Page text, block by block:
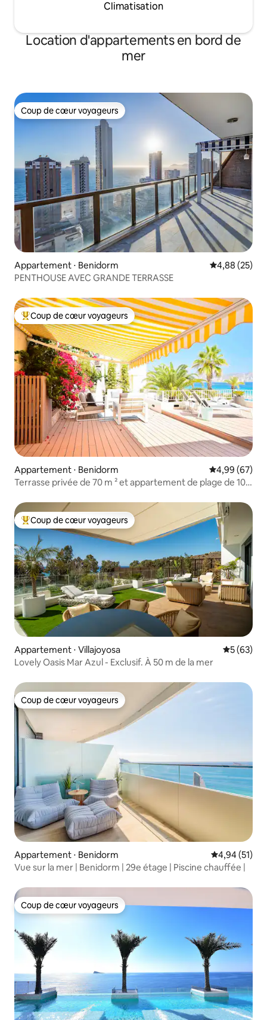
Climatisation
Location d'appartements en bord de
mer
Coup de cœur voyageurs
Coup de cœur voyageurs
Appartement ⋅ Benidorm Évaluation
4,88 (25)
PENTHOUSE AVEC GRANDE TERRASSE
Coups de cœur voyageurs les plus appréciés
Coup de cœur voyageurs
Appartement ⋅ Benidorm Évaluation
4,99 (67)
Terrasse privée de 70 m ² et appartement de plage de 100
Coups de cœur voyageurs les plus appréciés
Coup de cœur voyageurs
Appartement ⋅ Villajoyosa
5 (63)
Lovely Oasis Mar Azul - Exclusif. À 50 m de la mer
Coup de cœur voyageurs
Coup de cœur voyageurs
Appartement ⋅ Benidorm Évaluation
4,94 (51)
Vue sur la mer | Benidorm | 29e étage | Piscine chauffée |
Coup de cœur voyageurs
Coup de cœur voyageurs